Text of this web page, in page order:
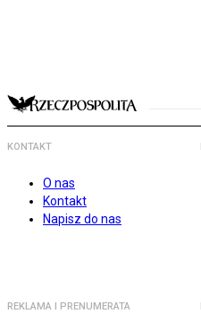
KONTAKT
O nas
Kontakt
Napisz do nas
REKLAMA I PRENUMERATA